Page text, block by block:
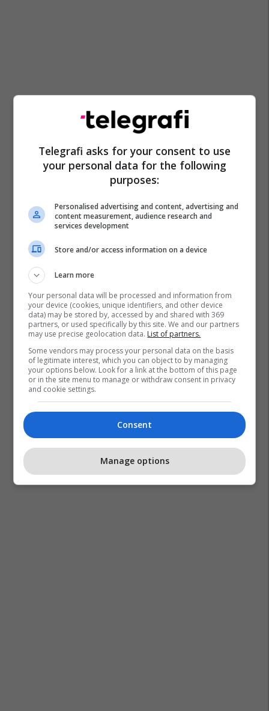
Telegrafi asks for your consent to use
your personal data for the following
purposes:
Personalised advertising and content, advertising and
content measurement, audience research and
services development
Store and/or access information on a device
Learn more
Your personal data will be processed and information from
your device (cookies, unique identifiers, and other device
data) may be stored by, accessed by and shared with 369
partners, or used specifically by this site. We and our partners
may use precise geolocation data. List of partners.
Some vendors may process your personal data on the basis
of legitimate interest, which you can object to by managing
your options below. Look for a link at the bottom of this page
or in the site menu to manage or withdraw consent in privacy
and cookie settings.
Consent
Manage options